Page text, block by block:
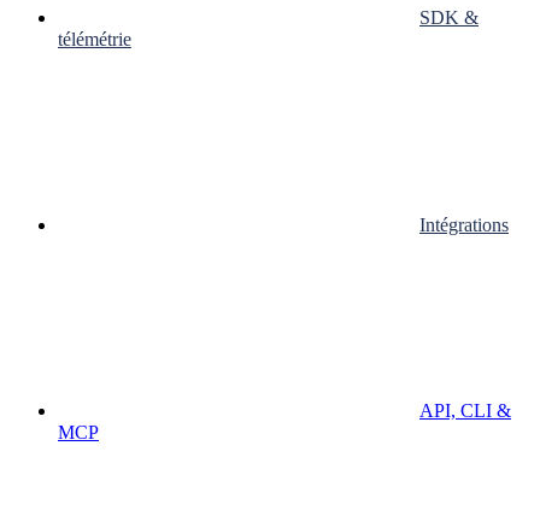
SDK &
télémétrie
Intégrations
API, CLI &
MCP